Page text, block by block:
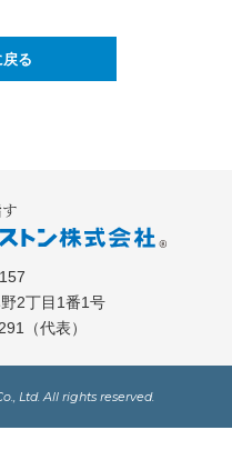
る
2丁目1番1号
（代表）
Ltd. All rights reserved.